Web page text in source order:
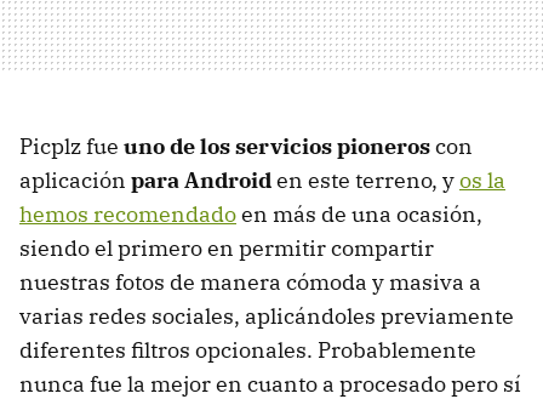
Picplz fue uno de los servicios pioneroscon
aplicación para Androiden este terreno, yos la
hemos recomendadoen más de una ocasión,
siendo el primero en permitir compartir
nuestras fotos de manera cómoda y masiva a
varias redes sociales, aplicándoles previamente
diferentes filtros opcionales. Probablemente
nunca fue la mejor en cuanto a procesado pero sí